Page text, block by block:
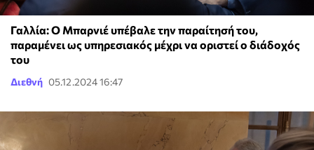
Γαλλία: Ο Μπαρνιέ υπέβαλε την παραίτησή του,
παραμένει ως υπηρεσιακός μέχρι να οριστεί ο διάδοχός
του
Διεθνή 05.12.2024 16:47